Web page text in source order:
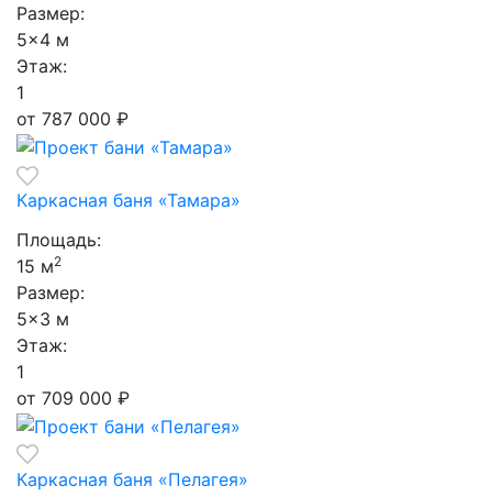
Размер:
5×4 м
Этаж:
1
от 787 000 ₽
Каркасная баня «Тамара»
Площадь:
15 м2
Размер:
5×3 м
Этаж:
1
от 709 000 ₽
Каркасная баня «Пелагея»